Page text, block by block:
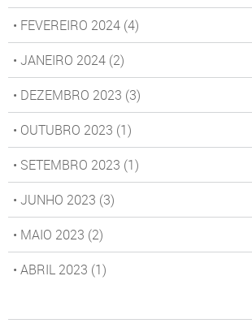
• FEVEREIRO 2024 (4)
• JANEIRO 2024 (2)
• DEZEMBRO 2023 (3)
• OUTUBRO 2023 (1)
• SETEMBRO 2023 (1)
• JUNHO 2023 (3)
• MAIO 2023 (2)
• ABRIL 2023 (1)